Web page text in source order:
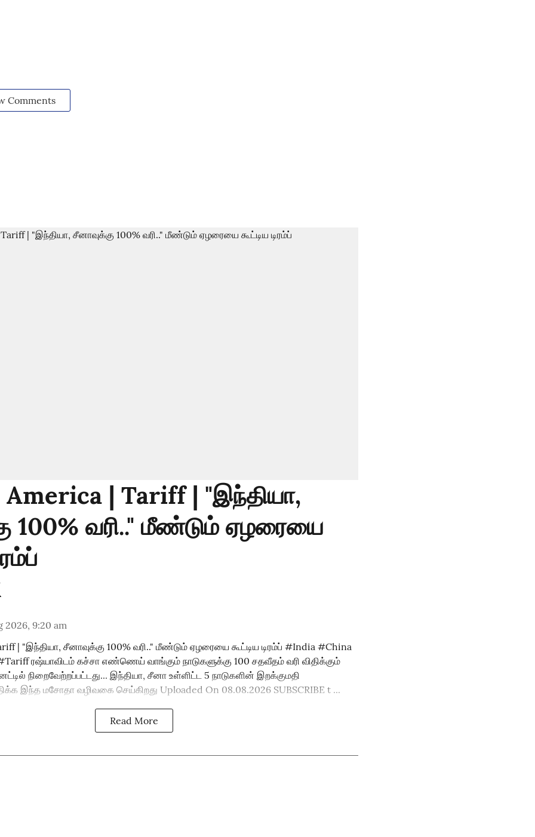
Comments
| Tariff | "இந்தியா,
100% வரி.." மீண்டும் ஏழரையை
2026, 9:20 am
| "இந்தியா, சீனாவுக்கு 100% வரி.." மீண்டும் ஏழரையை கூட்டிய டிரம்ப் #India #China
ரஷ்யாவிடம் கச்சா எண்ணெய் வாங்கும் நாடுகளுக்கு 100 சதவீதம் வரி விதிக்கும்
நிறைவேற்றப்பட்டது... இந்தியா, சீனா உள்ளிட்ட 5 நாடுகளின் இறக்குமதி
இந்த மசோதா வழிவகை செய்கிறது Uploaded On 08.08.2026 SUBSCRIBE t ...
Read More